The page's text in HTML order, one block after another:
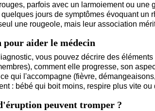
parfois avec un larmoiement ou une
jours de symptômes évoquant un
une rougeole, mais leur association
aider le médecin
vous pouvez décrire des
comment elle progresse, son
qui l'accompagne (fièvre,
: bébé qui boit moins, respire plus vite ou
peuvent tromper ?